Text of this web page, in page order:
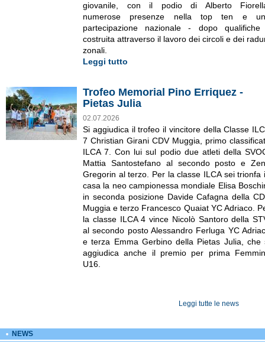
giovanile, con il podio di Alberto
numerose presenze nella top ten e
partecipazione nazionale - dopo
costruita attraverso il lavoro dei circoli e dei
zonali.
Leggi tutto
Trofeo Memorial Pino Erriquez -
Pietas Julia
02.07.2026
Si aggiudica il trofeo il vincitore della Classe
7 Christian Girani CDV Muggia, primo
ILCA 7. Con lui sul podio due atleti della
Mattia Santostefano al secondo posto e
Gregorin al terzo. Per la classe ILCA sei trionfa
casa la neo campionessa mondiale Elisa
in seconda posizione Davide Cafagna della
Muggia e terzo Francesco Quaiat YC Adriaco.
la classe ILCA 4 vince Nicolò Santoro della
al secondo posto Alessandro Ferluga YC
e terza Emma Gerbino della Pietas Julia, che
aggiudica anche il premio per prima
U16.
Leggi tutte le news
NEWS